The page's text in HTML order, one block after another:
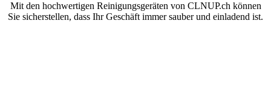
Mit den hochwertigen Reinigungsgeräten von CLNUP.ch können
Sie sicherstellen, dass Ihr Geschäft immer sauber und einladend ist.